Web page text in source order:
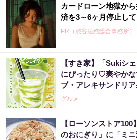
カードローン地獄か
済を3～6ヶ月停止し
PR（渋谷法務総合事務所）
【すき家】「Sukiシ
にぴったり♡爽やか
ブ・アレキサンドリア
グルメ
【ローソンストア
のおにぎり」に「ミ